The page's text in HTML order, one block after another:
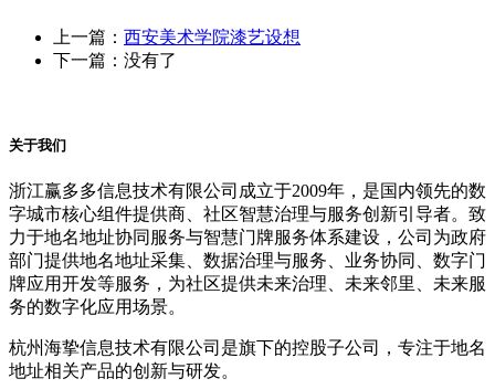
上一篇： 西安美术学院漆艺设想
下一篇：没有了
关于我们
浙江赢多多信息技术有限公司成立于2009年，是国内领先的数
字城市核心组件提供商、社区智慧治理与服务创新引导者。致
力于地名地址协同服务与智慧门牌服务体系建设，公司为政府
部门提供地名地址采集、数据治理与服务、业务协同、数字门
牌应用开发等服务，为社区提供未来治理、未来邻里、未来服
务的数字化应用场景。
杭州海挚信息技术有限公司是旗下的控股子公司，专注于地名
地址相关产品的创新与研发。